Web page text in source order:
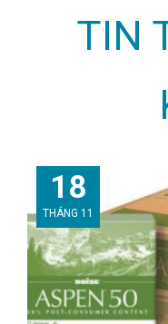
TIN
18
THÁNG 11